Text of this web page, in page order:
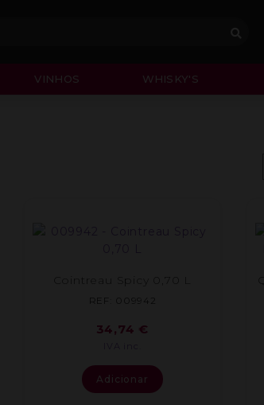
VINHOS WHISKY'S
Cointreau Spicy 0,70 L
REF: 009942
34,74 €
Adicionar